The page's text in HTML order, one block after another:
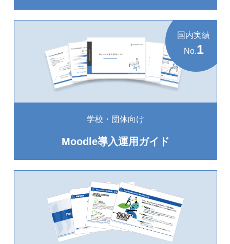
学校・団体向け
Moodle導入運用ガイド
国内実績
No.1